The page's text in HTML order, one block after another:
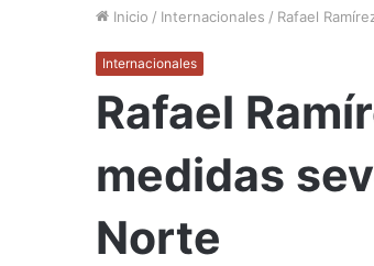
Inicio / Internacionales / Rafael
Internacionales
Rafael
medidas
Norte